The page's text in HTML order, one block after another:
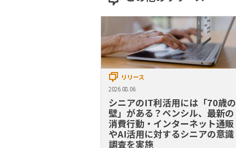
リリース
2026.08.06
シニアのIT利活用には「70歳の
壁」がある？ペンシル、最新の
消費行動・インターネット通販
やAI活用に対するシニアの意識
調査を実施